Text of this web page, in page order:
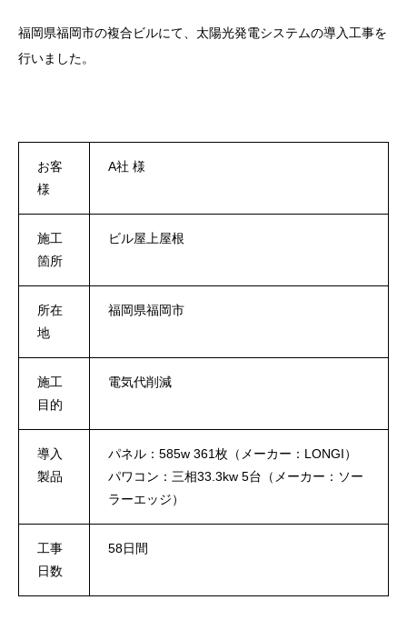
福岡県福岡市の複合ビルにて、太陽光発電システムの導入工事を
行いました。
お客
様
A社 様
施工
箇所
ビル屋上屋根
所在
地
福岡県福岡市
施工
目的
電気代削減
導入
製品
パネル：585w 361枚（メーカー：LONGI）
パワコン：三相33.3kw 5台（メーカー：ソー
ラーエッジ）
工事
日数
58日間